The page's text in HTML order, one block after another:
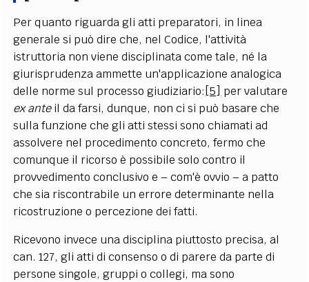
Per quanto riguarda gli atti preparatori, in linea
generale si può dire che, nel Codice, l'attività
istruttoria non viene disciplinata come tale, né la
giurisprudenza ammette un'applicazione analogica
delle norme sul processo giudiziario: [5]
per valutare
ex anteil da farsi, dunque, non ci si può basare che
sulla funzione che gli atti stessi sono chiamati ad
assolvere nel procedimento concreto, fermo che
comunque il ricorso è possibile solo contro il
provvedimento conclusivo e – com'è ovvio – a patto
che sia riscontrabile un errore determinante nella
ricostruzione o percezione dei fatti.
Ricevono invece una disciplina piuttosto precisa, al
can. 127, gli atti di consenso o di parere da parte di
persone singole, gruppi o collegi, ma sono